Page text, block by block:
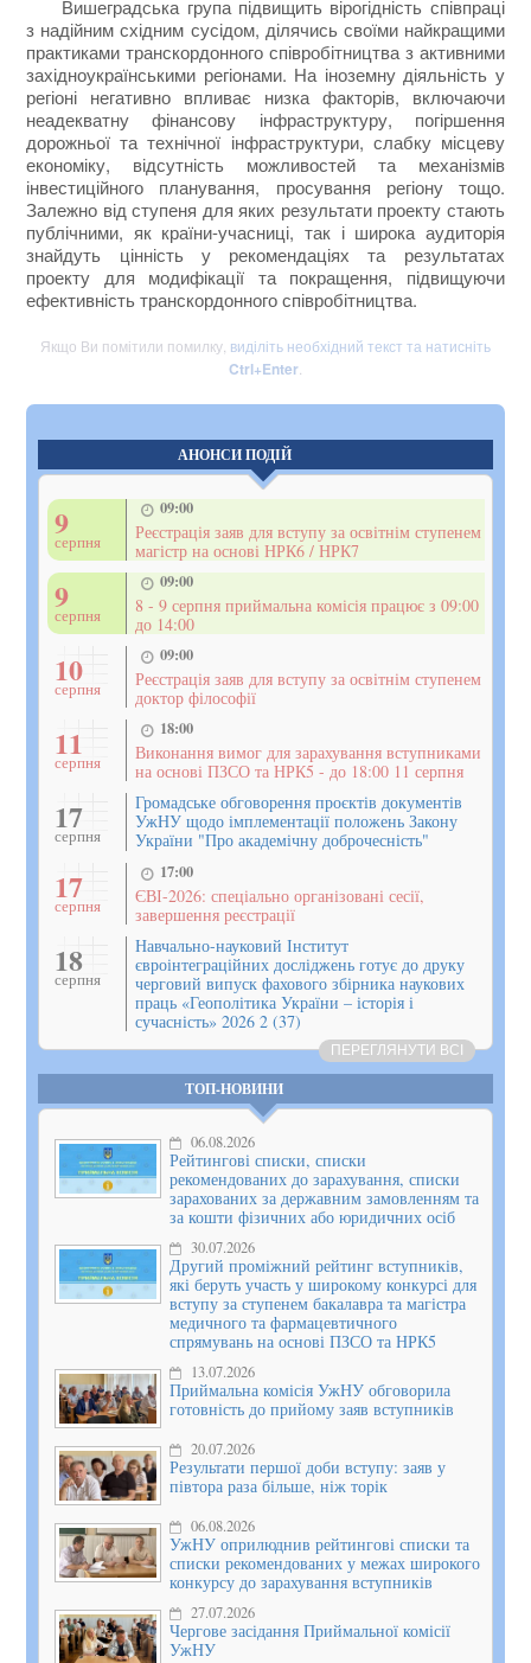
Вишеградська група підвищить вірогідність співпраці
з надійним східним сусідом, ділячись своїми найкращими
практиками транскордонного співробітництва з активними
західноукраїнськими регіонами. На іноземну діяльність у
регіоні негативно впливає низка факторів, включаючи
неадекватну фінансову інфраструктуру, погіршення
дорожньої та технічної інфраструктури, слабку місцеву
економіку, відсутність можливостей та механізмів
інвестиційного планування, просування регіону тощо.
Залежно від ступеня для яких результати проекту стають
публічними, як країни-учасниці, так і широка аудиторія
знайдуть цінність у рекомендаціях та результатах
проекту для модифікації та покращення, підвищуючи
ефективність транскордонного співробітництва.
Якщо Ви помітили помилку, виділіть необхідний текст та натисніть
Ctrl+Enter
АНОНСИ ПОДІЙ
9
серпня
09:00
Реєстрація заяв для вступу за освітнім ступенем
магістр на основі НРК6 / НРК7
9
серпня
09:00
8 - 9 серпня приймальна комісія працює з 09:00
до 14:00
10
серпня
09:00
Реєстрація заяв для вступу за освітнім ступенем
доктор філософії
11
серпня
18:00
Виконання вимог для зарахування вступниками
на основі ПЗСО та НРК5 - до 18:00 11 серпня
17
серпня
Громадське обговорення проєктів документів
УжНУ щодо імплементації положень Закону
України "Про академічну доброчесність"
17
серпня
17:00
ЄВІ-2026: спеціально організовані сесії,
завершення реєстрації
18
серпня
Навчально-науковий Інститут
євроінтеграційних досліджень готує до друку
черговий випуск фахового збірника наукових
праць «Геополітика України – історія і
сучасність» 2026 2 (37)
ПЕРЕГЛЯНУТИ ВСІ
ТОП-НОВИНИ
06.08.2026
Рейтингові списки, списки
рекомендованих до зарахування, списки
зарахованих за державним замовленням та
за кошти фізичних або юридичних осіб
30.07.2026
Другий проміжний рейтинг вступників,
які беруть участь у широкому конкурсі для
вступу за ступенем бакалавра та магістра
медичного та фармацевтичного
спрямувань на основі ПЗСО та НРК5
13.07.2026
Приймальна комісія УжНУ обговорила
готовність до прийому заяв вступників
20.07.2026
Результати першої доби вступу: заяв у
півтора раза більше, ніж торік
06.08.2026
УжНУ оприлюднив рейтингові списки та
списки рекомендованих у межах широкого
конкурсу до зарахування вступників
27.07.2026
Чергове засідання Приймальної комісії
УжНУ